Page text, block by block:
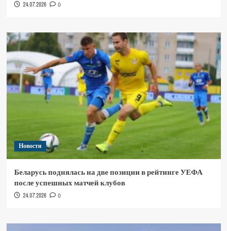
24.07.2026 0
Новости
Беларусь поднялась на две позиции в рейтинге УЕФА
после успешных матчей клубов
24.07.2026 0